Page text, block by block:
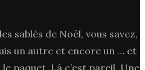
sablés de Noël, vous savez,
un autre et encore un … et
paquet. Là c’est pareil. Une